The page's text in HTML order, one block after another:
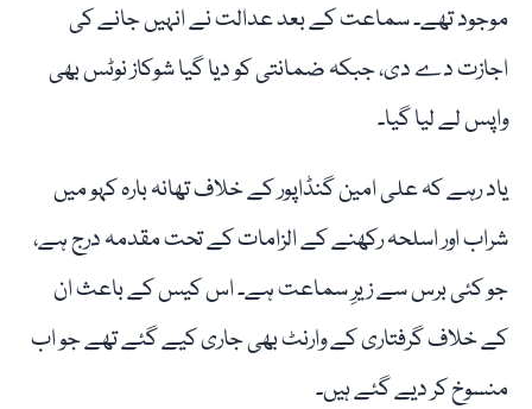
موجود تھے۔ سماعت کے بعد عدالت نے انہیں جانے کی
اجازت دے دی، جبکہ ضمانتی کو دیا گیا شوکاز نوٹس بھی
واپس لے لیا گیا۔
یاد رہے کہ علی امین گنڈاپور کے خلاف تھانہ بارہ کہو میں
شراب اور اسلحہ رکھنے کے الزامات کے تحت مقدمہ درج ہے،
جو کئی برس سے زیرِ سماعت ہے۔ اس کیس کے باعث ان
کے خلاف گرفتاری کے وارنٹ بھی جاری کیے گئے تھے جو اب
منسوخ کر دیے گئے ہیں۔